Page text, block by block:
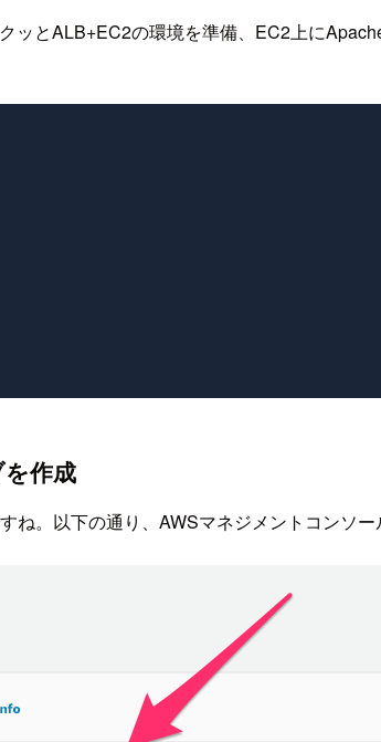
ッとALB+EC2の環境を準備、EC2上に
作成
ね。以下の通り、AWSマネジメントコンソー